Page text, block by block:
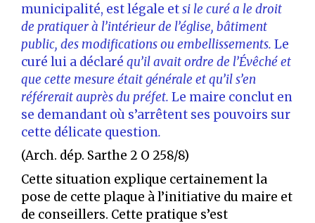
municipalité, est légale etsi le curé a le droit
de pratiquer à l’intérieur de l’église, bâtiment
public, des modifications ou embellissements. Le
curé lui a déclaré qu’il avait ordre de l’Évêché et
que cette mesure était générale et qu’il s’en
référerait auprès du préfet. Le maire conclut en
se demandant où s’arrêtent ses pouvoirs sur
cette délicate question.
(Arch. dép. Sarthe 2 O 258/8)
Cette situation explique certainement la
pose de cette plaque à l’initiative du maire et
de conseillers. Cette pratique s’est